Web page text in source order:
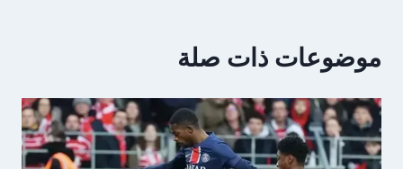
موضوعات ذات صلة